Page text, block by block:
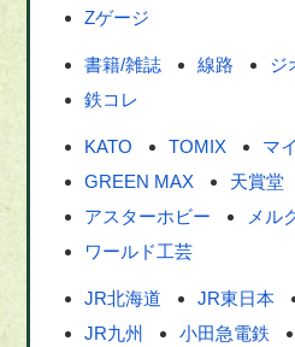
Zゲージ
書籍/雑誌 線路 ジ
鉄コレ
KATO TOMIX
マ
GREEN MAX
天賞堂
アスターホビー
メル
ワールド工芸
JR北海道 JR東日本
JR九州
小田急電鉄